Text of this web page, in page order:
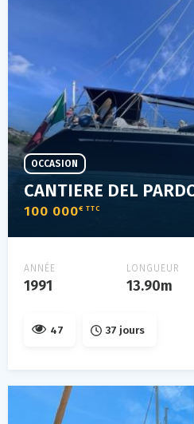
100 000€ TTC
OCCASION
ANNÉE
1991
LONGUEUR
13.90m
47 37 jours